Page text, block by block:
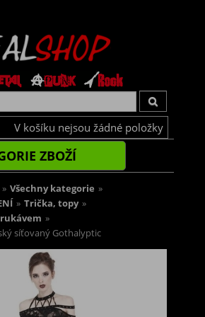
V košíku nejsou žádné položky
ZBOŽÍ
» Všechny kategorie »
» Trička, topy »
»
síťovaný Gothalyptic